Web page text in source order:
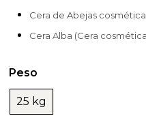
Cera de Abejas
Cera Alba (Cera
Peso
25 kg